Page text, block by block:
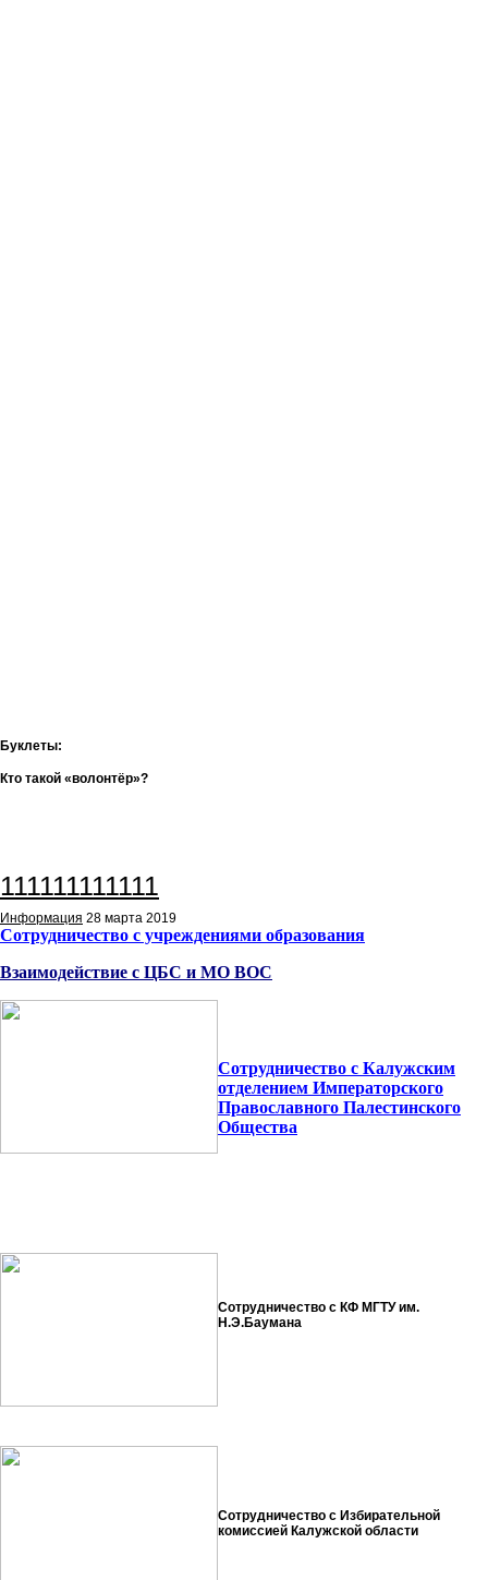
Буклеты:
Кто такой «волонтёр»?
111111111111
Информация 28 марта 2019
Сотрудничество с учреждениями образования
Взаимодействие с ЦБС и МО ВОС
Сотрудничество с Калужским
отделением Императорского
Православного Палестинского
Общества
Сотрудничество с КФ МГТУ им.
Н.Э.Баумана
Сотрудничество с Избирательной
комиссией Калужской области